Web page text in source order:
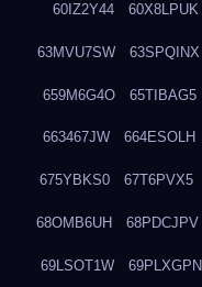
60IZ2Y44 60X8LPUK
63MVU7SW 63SPQINX
659M6G4O 65TIBAG5
663467JW 664ESOLH
675YBKS0 67T6PVX5
68OMB6UH 68PDCJPV
69LSOT1W 69PLXGPN